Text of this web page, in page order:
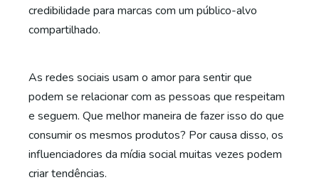
credibilidade para marcas com um público-alvo
compartilhado.
As redes sociais usam o amor para sentir que
podem se relacionar com as pessoas que respeitam
e seguem. Que melhor maneira de fazer isso do que
consumir os mesmos produtos? Por causa disso, os
influenciadores da mídia social muitas vezes podem
criar tendências.